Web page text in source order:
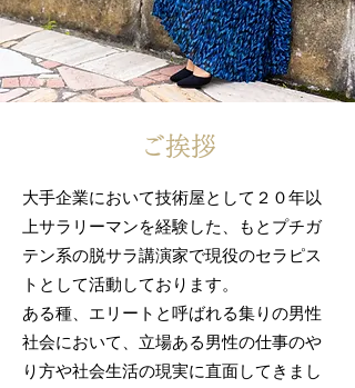
ご挨拶
大手企業において技術屋として２０年以
上サラリーマンを経験した、もとプチガ
テン系の脱サラ講演家で現役のセラピス
トとして活動しております。
ある種、エリートと呼ばれる集りの男性
社会において、立場ある男性の仕事のや
り方や社会生活の現実に直面してきまし